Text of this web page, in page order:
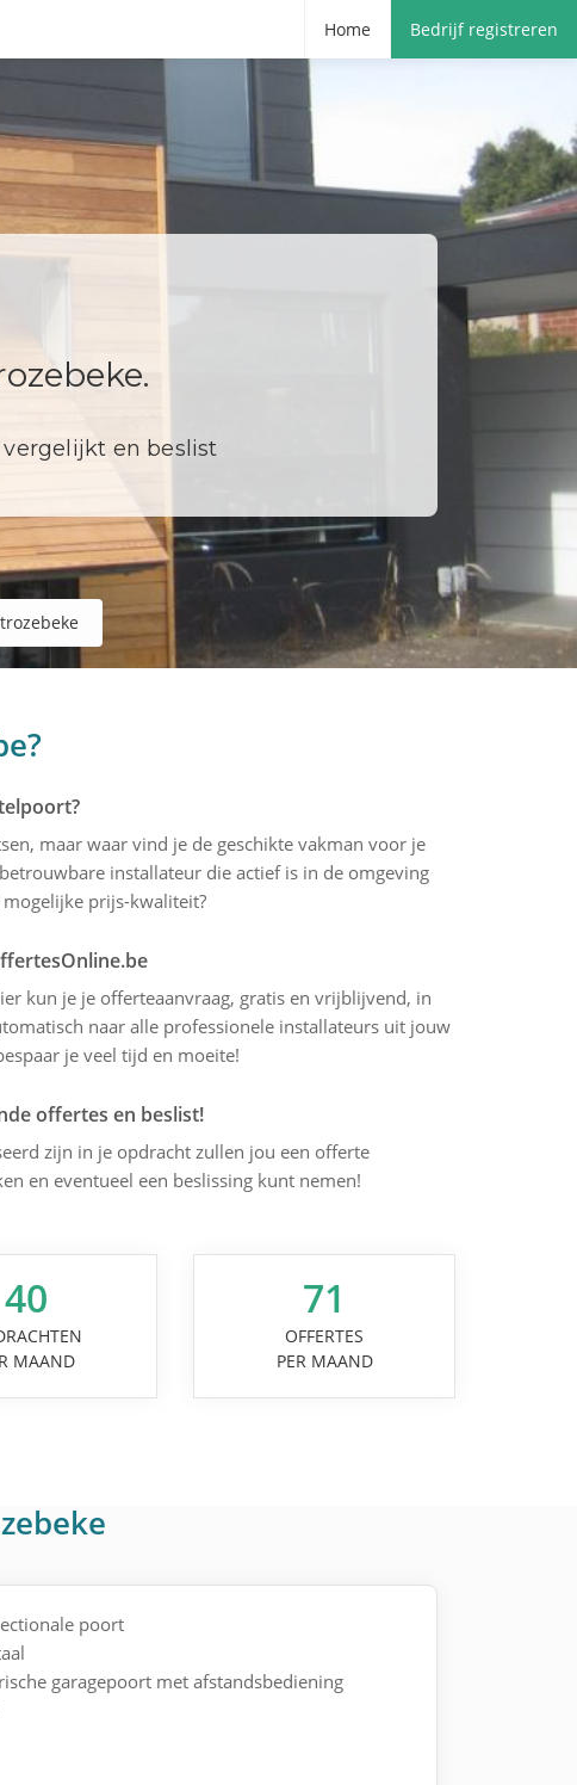
Home Bedrijf registreren
vergelijkt en beslist
maar waar vind je de geschikte vakman voor je
installateur die actief is in de omgeving
prijs-kwaliteit?
kun je je offerteaanvraag, gratis en vrijblijvend, in
naar alle professionele installateurs uit jouw
je veel tijd en moeite!
offertes en beslist!
zijn in je opdracht zullen jou een offerte
en eventueel een beslissing kunt nemen!
40
MAAND
71
OFFERTES
PER MAAND
poort
garagepoort met afstandsbediening